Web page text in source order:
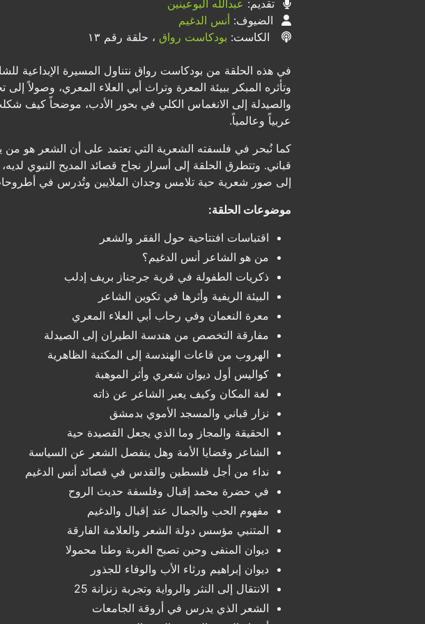
تقديم: عبدالله البوعينين
الضيوف: أنس الدغيم
الكاست: بودكاست رواق ، حلقة رقم ١٣
في هذه الحلقة من بودكاست رواق نتناول المسيرة الإبداعية
وتأثره المبكر ببيئة المعرة وتراث أبي العلاء المعري، وصولاً
والصيدلة إلى الانغماس الكلي في بحور الأدب، موضحاً كيف
عربياً وعالمياً.
كما نُبحر في فلسفته الشعرية التي تعتمد على أن الشعر هو من
قباني. وتتطرق الحلقة إلى أسرار نجاح قصائد المديح النبوي
إلى صور شعرية حية تلامس وجدان الملايين وتُدرس في أطروحات
موضوعات الحلقة:
اقتباسات افتتاحية حول الفقر والشعر
من هو الشاعر أنس الدغيم؟
ذكريات الطفولة في قرية جرجناز بريف إدلب
البيئة الريفية وأثرها في تكوين الشاعر
معرة النعمان وفي رحاب أبي العلاء المعري
مفارقة التخصص من هندسة الطيران إلى الصيدلة
الهروب من قاعات الهندسة إلى المكتبة الظاهرية
كواليس أول ديوان شعري وأثر الموهبة
لغة المكان وكيف يعبر الشاعر عن ذاته
نزار قباني والمسجد الأموي بدمشق
الحقيقة والمجاز وما الذي يجعل القصيدة حية
الشاعر وقضايا الأمة وهل ينفصل الشعر عن السياسة
نداء من أجل فلسطين والقدس في قصائد أنس الدغيم
في حضرة محمد إقبال وفلسفة حديث الروح
مفهوم الحب والجمال عند إقبال والدغيم
المتنبي مؤسس دولة الشعر والعلامة الفارقة
ديوان المنفى وحين تصبح الغربة وطنا محمولا
ديوان إبراهيم ورثاء الأب والوفاء للجذور
الانتقال إلى النثر والرواية وتجربة زنزانة 25
الشعر الذي يدرس في أروقة الجامعات